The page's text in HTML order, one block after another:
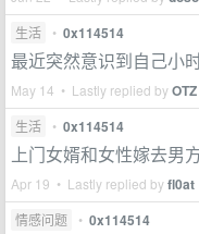
生活 • 0x114514
最近突然意识到自己小
May 14 • Lastly replied byOTZ
生活 • 0x114514
上门女婿和女性嫁去男
Apr 19 • Lastly replied byfl0at
情感问题 • 0x114514